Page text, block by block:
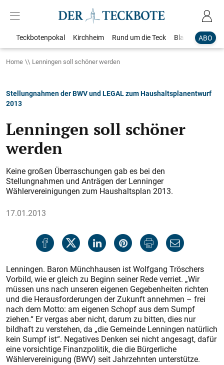
ABO
Teckbotenpokal Kirchheim Rund um die Teck Blaulicht
Home Lenningen soll schöner werden
Stellungnahmen der BWV und LEGAL zum Haushaltsplanentwurf
2013
Lenningen soll schöner
werden
Keine großen Überraschungen gab es bei den
Stellungnahmen und Anträgen der Lenninger
Wählervereinigungen zum Haushaltsplan 2013.
17.01.2013
Lenningen. Baron Münchhausen ist Wolfgang Tröschers
Vorbild, wie er gleich zu Beginn seiner Rede verriet. „Wir
müssen uns nach unseren eigenen Gegebenheiten richten
und die Herausforderungen der Zukunft annehmen – frei
nach dem Motto: am eigenen Schopf aus dem Sumpf
ziehen.“ Er vergas aber nicht, darum zu bitten, dies nur
bildhaft zu verstehen, da „die Gemeinde Lenningen natürlich
kein Sumpf ist“. Negatives Denken sei nicht angesagt, dafür
eine vorsichtige Finanzpolitik, die die Bürgerliche
Wählervereinigung (BWV) seit Jahrzehnten unterstütze.